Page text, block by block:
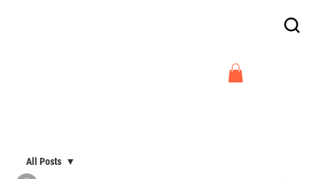
All Posts